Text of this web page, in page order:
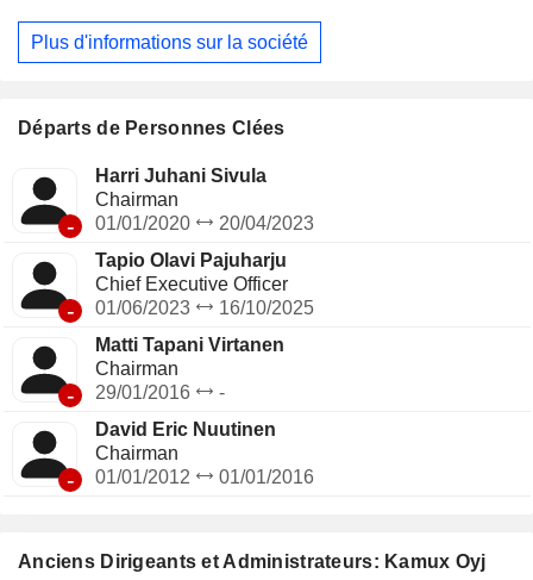
Anciens Dirigeants et Administrateurs: Kamux Oyj
qui dispose de plusieurs magasins à travers la Finlande.
Plus d'informations sur la société
Départs de Personnes Clées
-
Harri Juhani Sivula
Chairman
01/01/2020
20/04/2023
-
Tapio Olavi Pajuharju
Chief Executive Officer
01/06/2023
16/10/2025
-
Matti Tapani Virtanen
Chairman
29/01/2016
-
-
David Eric Nuutinen
Chairman
01/01/2012
01/01/2016